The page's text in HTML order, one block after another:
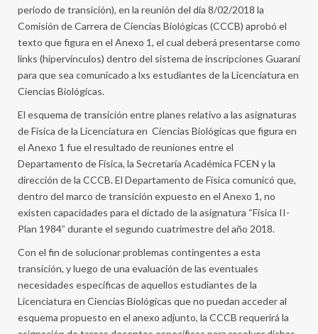
periodo de transición), en la reunión del día 8/02/2018 la
Comisión de Carrera de Ciencias Biológicas (CCCB) aprobó el
texto que figura en el Anexo 1, el cual deberá presentarse como
links (hipervínculos) dentro del sistema de inscripciones Guaraní
para que sea comunicado a lxs estudiantes de la Licenciatura en
Ciencias Biológicas.
El esquema de transición entre planes relativo a las asignaturas
de Física de la Licenciatura en Ciencias Biológicas que figura en
el Anexo 1 fue el resultado de reuniones entre el
Departamento de Física, la Secretaría Académica FCEN y la
dirección de la CCCB. El Departamento de Física comunicó que,
dentro del marco de transición expuesto en el Anexo 1, no
existen capacidades para el dictado de la asignatura “Física II-
Plan 1984” durante el segundo cuatrimestre del año 2018.
Con el fin de solucionar problemas contingentes a esta
transición, y luego de una evaluación de las eventuales
necesidades específicas de aquellos estudiantes de la
Licenciatura en Ciencias Biológicas que no puedan acceder al
esquema propuesto en el anexo adjunto, la CCCB requerirá la